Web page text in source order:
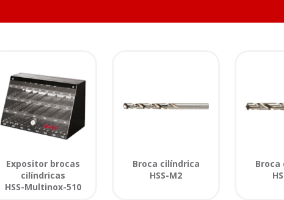
Expositor brocas
cilíndricas
HSS-Multinox-510
Broca cilíndrica
HSS-M2
Broca